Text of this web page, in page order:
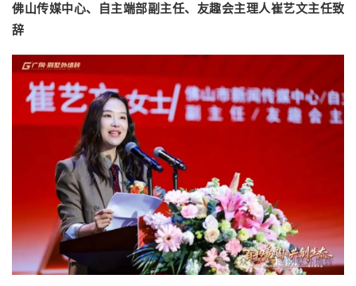
佛山传媒中心、自主端部副主任、友趣会主理人崔艺文主任致
辞